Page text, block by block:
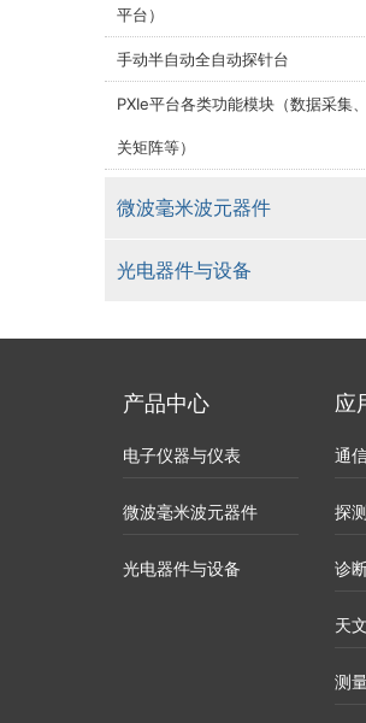
平台）
手动半自动全自动探针台
PXIe平台各类功能模块（数据采集
关矩阵等）
微波毫米波元器件
光电器件与设备
产品中心
电子仪器与仪表
微波毫米波元器件
光电器件与设备
应
通
探
诊
天
测